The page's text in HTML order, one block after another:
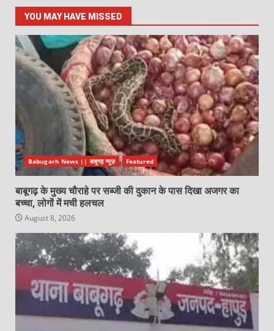
YOU MAY HAVE MISSED
Babugarh News || बाबूगढ़ न्यूज़ Featured
बाबूगढ़ के मुख्य चौराहे पर सब्जी की दुकान के पास दिखा अजगर का
बच्चा, लोगों में मची हलचल
August 8, 2026